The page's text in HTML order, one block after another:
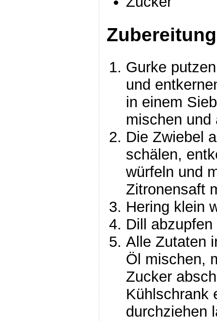
Gurke
und
in einem
mischen und
Die Zwiebel
schälen,
würfeln und
Zitronensaft
Hering klein
Dill
Alle Zutaten
Öl mischen,
Zucker
Kühlschrank
durchziehen